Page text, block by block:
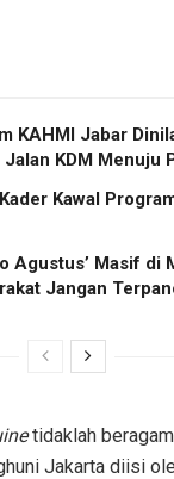
KAHMI Jabar
KDM Menuju
Kawal
Agustus’ Masif di
Jangan
tidaklah
Jakarta diisi